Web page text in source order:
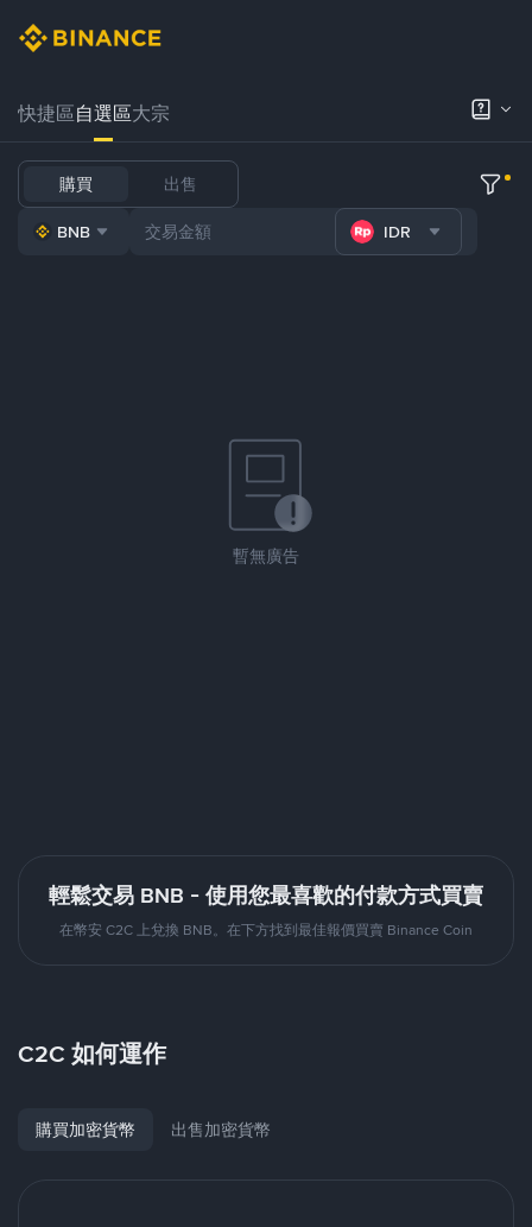
快捷區自選區大宗
購買 出售
BNB IDR
暫無廣告
輕鬆交易 BNB - 使用您最喜歡的付款方式買賣
在幣安 C2C 上兌換 BNB。在下方找到最佳報價買賣 Binance Coin
C2C 如何運作
購買加密貨幣 出售加密貨幣